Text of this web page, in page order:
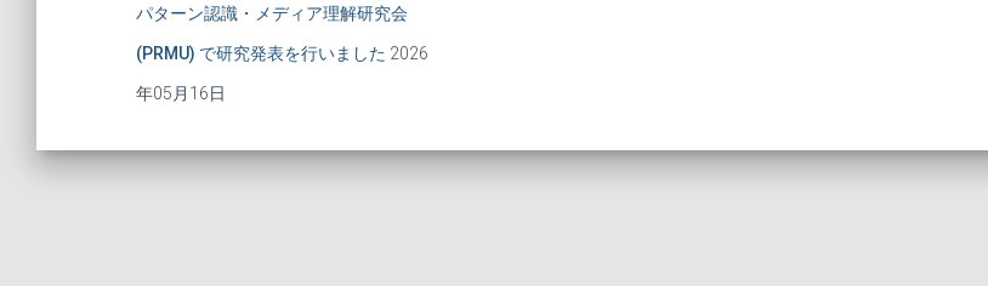
パターン認識・メディア理解研究会
(PRMU) で研究発表を行いました 2026
年05月16日